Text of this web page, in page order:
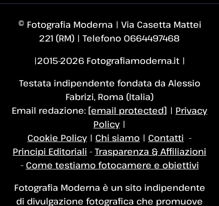
© Fotografia Moderna | Via Casetta Mattei
221 (RM) | Telefono 0664497468
|2015–2026 Fotografiamoderna.it |
Testata indipendente fondata da Alessio
Fabrizi, Roma (Italia)
Email redazione: [email protected] | Privacy
Policy |
Cookie Policy | Chi siamo | Contatti -
Principi Editoriali - Trasparenza & Affiliazioni
- Come testiamo fotocamere e obiettivi
Fotografia Moderna è un sito indipendente
di divulgazione fotografica che promuove